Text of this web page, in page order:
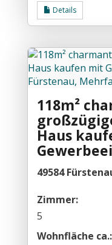
Details
118m²
Haus
49584
Zimmer:
5
Wohnfläche ca.: